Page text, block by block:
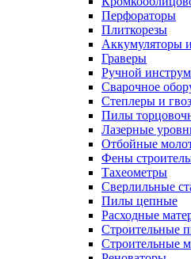
Перфораторы
Плиткорезы
Аккумуляторы
Граверы
Ручной
Сварочное
Степлеры и
Пилы
Лазерные
Отбойные
Фены
Тахеометры
Сверлильные
Пилы цепные
Расходные
Строительные
Строительные